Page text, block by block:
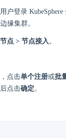
户登录 KubeSphere
缘集群。
点 > 节点接入。
点击单个注册或批
点击确定。